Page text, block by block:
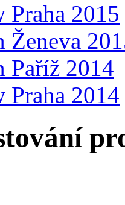
Praha 2015
Ženeva
Paříž 2014
Praha 2014